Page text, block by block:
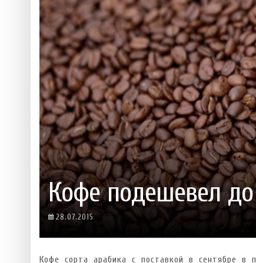
Ніжність, що смакує до
Солодкий настрій у
VARUS запускає
Пивоколада від MAUDAU:
Який алкоголь підходить
РОЗБІР АСТРОЛОГА І КЕРУЮЧОГО БАРОМ
ІДЕАЛЬНИЙ ДАЙКІРІ
Кофе подешевел
28.07.2015
Кофе сорта арабика с поставкой в сентябре